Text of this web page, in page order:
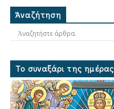
Ἀναζήτηση
Το συναξάρι της ημέρας